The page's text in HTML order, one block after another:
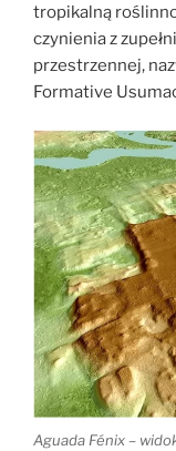
tropikalną
czynienia z
przestrzennej,
Formative
Aguada Fénix –